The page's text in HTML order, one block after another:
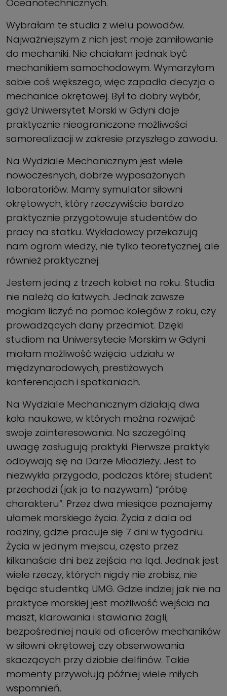
Oceanotechnicznych.
Wybrałam te studia z wielu powodów.
Najważniejszym z nich jest moje zamiłowanie
do mechaniki. Nie chciałam jednak być
mechanikiem samochodowym. Wymarzyłam
sobie coś większego, więc zapadła decyzja o
mechanice okrętowej. Był to dobry wybór,
gdyż Uniwersytet Morski w Gdyni daje
praktycznie nieograniczone możliwości
samorealizacji w zakresie przyszłego zawodu.
Na Wydziale Mechanicznym jest wiele
nowoczesnych, dobrze wyposażonych
laboratoriów. Mamy symulator siłowni
okrętowych, który rzeczywiście bardzo
praktycznie przygotowuje studentów do
pracy na statku. Wykładowcy przekazują
nam ogrom wiedzy, nie tylko teoretycznej, ale
również praktycznej.
Jestem jedną z trzech kobiet na roku. Studia
nie należą do łatwych. Jednak zawsze
mogłam liczyć na pomoc kolegów z roku, czy
prowadzących dany przedmiot. Dzięki
studiom na Uniwersytecie Morskim w Gdyni
miałam możliwość wzięcia udziału w
międzynarodowych, prestiżowych
konferencjach i spotkaniach.
Na Wydziale Mechanicznym działają dwa
koła naukowe, w których można rozwijać
swoje zainteresowania. Na szczególną
uwagę zasługują praktyki. Pierwsze praktyki
odbywają się na Darze Młodzieży. Jest to
niezwykła przygoda, podczas której student
przechodzi (jak ja to nazywam) “próbę
charakteru”. Przez dwa miesiące poznajemy
ułamek morskiego życia. Życia z dala od
rodziny, gdzie pracuje się 7 dni w tygodniu.
Życia w jednym miejscu, często przez
kilkanaście dni bez zejścia na ląd. Jednak jest
wiele rzeczy, których nigdy nie zrobisz, nie
będąc studentką UMG. Gdzie indziej jak nie na
praktyce morskiej jest możliwość wejścia na
maszt, klarowania i stawiania żagli,
bezpośredniej nauki od oficerów mechaników
w siłowni okrętowej, czy obserwowania
skaczących przy dziobie delfinów. Takie
momenty przywołują później wiele miłych
wspomnień.